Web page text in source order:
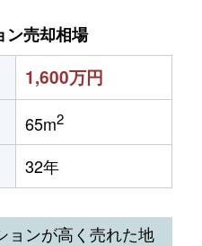
ン売却相場
1,600万円
65m2
32年
ョンが高く売れた地